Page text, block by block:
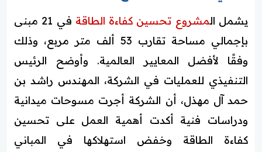
يشمل المشروع تحسين كفاءة الطاقة
في 21 مبنى
بإجمالي مساحة تقارب 53 ألف متر مربع، وذلك
وفقًا لأفضل المعايير العالمية. وأوضح الرئيس
التنفيذي للعمليات في الشركة، المهندس راشد بن
حمد آل مهذل، أن الشركة أجرت مسوحات ميدانية
ودراسات فنية أكدت أهمية العمل على تحسين
كفاءة الطاقة وخفض استهلاكها في المباني